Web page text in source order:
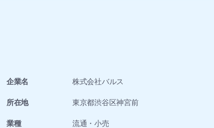
企業名 株式会社バルス
所在地 東京都渋谷区神宮前
業種 流通・小売